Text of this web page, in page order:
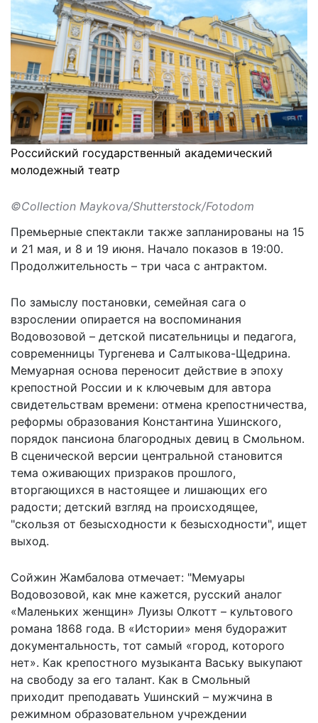
Российский государственный академический
молодежный театр
©Collection Maykova/Shutterstock/Fotodom
Премьерные спектакли также запланированы на 15
и 21 мая, и 8 и 19 июня. Начало показов в 19:00.
Продолжительность – три часа с антрактом.
По замыслу постановки, семейная сага о
взрослении опирается на воспоминания
Водовозовой – детской писательницы и педагога,
современницы Тургенева и Салтыкова-Щедрина.
Мемуарная основа переносит действие в эпоху
крепостной России и к ключевым для автора
свидетельствам времени: отмена крепостничества,
реформы образования Константина Ушинского,
порядок пансиона благородных девиц в Смольном.
В сценической версии центральной становится
тема оживающих призраков прошлого,
вторгающихся в настоящее и лишающих его
радости; детский взгляд на происходящее,
"скользя от безысходности к безысходности", ищет
выход.
Сойжин Жамбалова отмечает: "Мемуары
Водовозовой, как мне кажется, русский аналог
«Маленьких женщин» Луизы Олкотт – культового
романа 1868 года. В «Истории» меня будоражит
документальность, тот самый «город, которого
нет». Как крепостного музыканта Ваську выкупают
на свободу за его талант. Как в Смольный
приходит преподавать Ушинский – мужчина в
режимном образовательном учреждении